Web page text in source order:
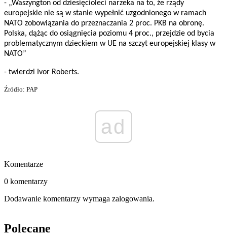
- „Waszyngton od dziesięcioleci narzeka na to, że rządy
europejskie nie są w stanie wypełnić uzgodnionego w ramach
NATO zobowiązania do przeznaczania 2 proc. PKB na obronę.
Polska, dążąc do osiągnięcia poziomu 4 proc., przejdzie od bycia
problematycznym dzieckiem w UE na szczyt europejskiej klasy w
NATO”
- twierdzi Ivor Roberts.
Źródło: PAP
ad
Komentarze
0 komentarzy
Dodawanie komentarzy wymaga zalogowania.
Polecane